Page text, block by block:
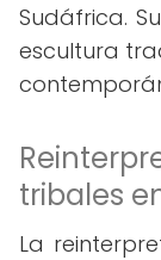
Sudáfrica.
escultura
tribales
La